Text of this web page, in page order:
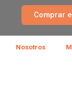
Comprar
Nosotros